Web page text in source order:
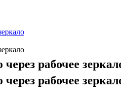
рабочее
рабочее